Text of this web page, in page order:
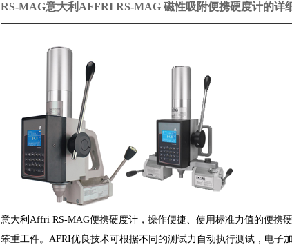
RS-MAG意大利AFFRI RS-MAG 磁性吸附便携硬度计的详
意大利Affri RS-MAG便携硬度计，操作便捷、使用标准力值的便携
笨重工件。AFRI优良技术可根据不同的测试力自动执行测试，电子